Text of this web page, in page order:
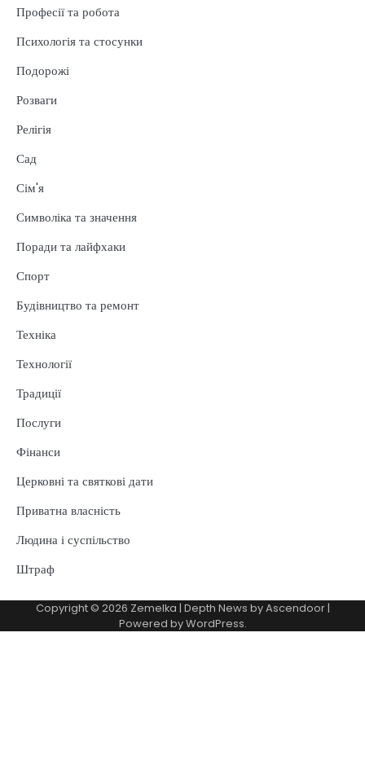
Професії та робота
Психологія та стосунки
Подорожі
Розваги
Релігія
Сад
Сім'я
Символіка та значення
Поради та лайфхаки
Спорт
Будівництво та ремонт
Техніка
Технології
Традиції
Послуги
Фінанси
Церковні та святкові дати
Приватна власність
Людина і суспільство
Штраф
Copyright © 2026 Zemelka | Depth News byAscendoor|
Powered byWordPress.